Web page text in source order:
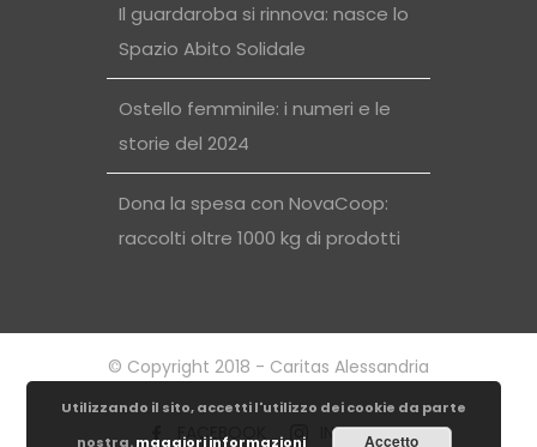
Il guardaroba si rinnova: nasce lo
Spazio Abito Solidale
Ostello femminile: i numeri e le
storie del 2024
Dona la spesa con NovaCoop:
raccolti oltre 1000 kg di prodotti
© Copyright 2018 - Caritas Alessandria
FACEBOOK INSTAGRAM
Utilizzando il sito, accetti l'utilizzo dei cookie da parte
nostra.maggiori informazioni Accetto